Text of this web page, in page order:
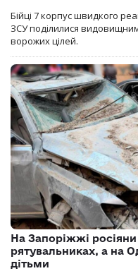
Бійці 7 корпус швидкого
ЗСУ поділилися
ворожих цілей.
На Запоріжжі
рятувальниках, а на
дітьми